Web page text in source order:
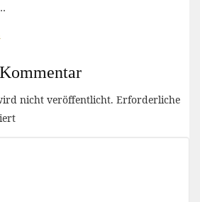
nicht veröffentlicht. Erforderliche